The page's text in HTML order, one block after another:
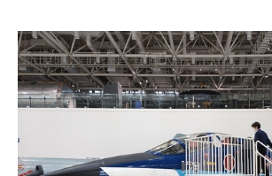
宇宙エリア
屋外展示
その他の展示
操縦シミュレーション体験
おすすめコース
ガイドツアー
イベントカレンダー
予約申し込み
これまでのイベント
収蔵品検索
資料の貸出
地域との連携
レンタルそらはく
博物館実習
一般団体
福祉団体
子ども会・スポーツ少年団等
学校団体
学校・教育関係
遠足・社会見学
教育プログラム
イベント予約申し込み
スタッフコラム お知らせ
お問い合わせ